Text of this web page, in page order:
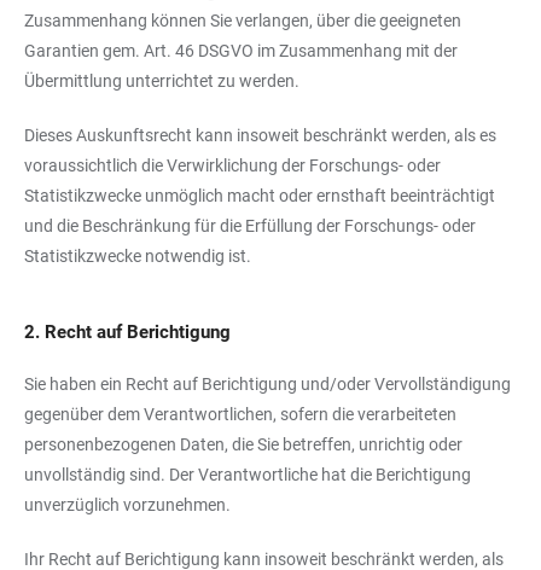
Zusammenhang können Sie verlangen, über die geeigneten
Garantien gem. Art. 46 DSGVO im Zusammenhang mit der
Übermittlung unterrichtet zu werden.
Dieses Auskunftsrecht kann insoweit beschränkt werden, als es
voraussichtlich die Verwirklichung der Forschungs- oder
Statistikzwecke unmöglich macht oder ernsthaft beeinträchtigt
und die Beschränkung für die Erfüllung der Forschungs- oder
Statistikzwecke notwendig ist.
2. Recht auf Berichtigung
Sie haben ein Recht auf Berichtigung und/oder Vervollständigung
gegenüber dem Verantwortlichen, sofern die verarbeiteten
personenbezogenen Daten, die Sie betreffen, unrichtig oder
unvollständig sind. Der Verantwortliche hat die Berichtigung
unverzüglich vorzunehmen.
Ihr Recht auf Berichtigung kann insoweit beschränkt werden, als